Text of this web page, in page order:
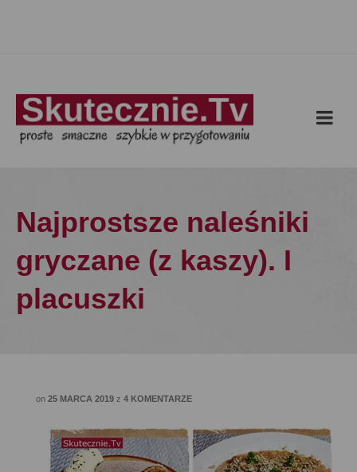
Najprostsze naleśniki
gryczane (z kaszy). I
placuszki
on 25 MARCA 2019 z 4 KOMENTARZE